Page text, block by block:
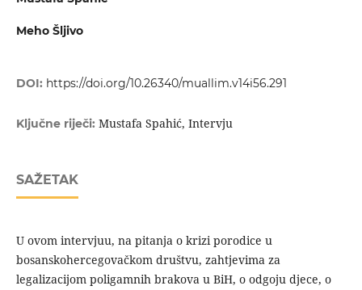
Meho Šljivo
DOI: https://doi.org/10.26340/muallim.v14i56.291
Ključne riječi: Mustafa Spahić, Intervju
SAŽETAK
U ovom intervjuu, na pitanja o krizi porodice u
bosanskohercegovačkom društvu, zahtjevima za
legalizacijom poligamnih brakova u BiH, o odgoju djece, o